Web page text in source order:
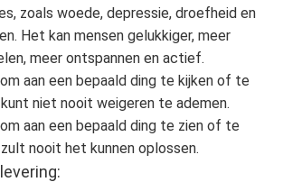
zoals woede, depressie, droefheid en
Het kan mensen gelukkiger, meer
meer ontspannen en actief.
aan een bepaald ding te kijken of te
niet nooit weigeren te ademen.
aan een bepaald ding te zien of te
nooit het kunnen oplossen.